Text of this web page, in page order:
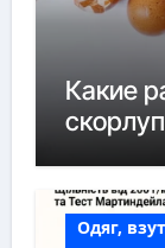
Какие
Одяг,